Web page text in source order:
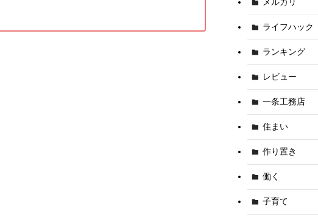
ライフハック
ランキング
レビュー
一条工務店
住まい
作り置き
働く
子育て